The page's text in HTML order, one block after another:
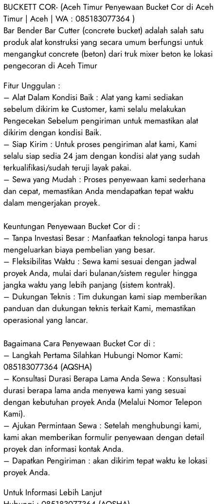
BUCKETT COR- (Aceh Timur Penyewaan Bucket Cor di Aceh
Timur | Aceh | WA : 085183077364 )
Bar Bender Bar Cutter (concrete bucket) adalah salah satu
produk alat konstruksi yang secara umum berfungsi untuk
mengangkut concrete (beton) dari truk mixer beton ke lokasi
pengecoran di Aceh Timur
Fitur Unggulan :
– Alat Dalam Kondisi Baik : Alat yang kami sediakan
sebelum dikirim ke Customer, kami selalu melakukan
Pengecekan Sebelum pengiriman untuk memastikan alat
dikirim dengan kondisi Baik.
– Siap Kirim : Untuk proses pengiriman alat kami, Kami
selalu siap sedia 24 jam dengan kondisi alat yang sudah
terkualifikasi/sudah teruji layak pakai.
– Sewa yang Mudah : Proses penyewaan kami sederhana
dan cepat, memastikan Anda mendapatkan tepat waktu
dalam mengerjakan proyek.
Keuntungan Penyewaan Bucket Cor di :
– Tanpa Investasi Besar : Manfaatkan teknologi tanpa harus
mengeluarkan biaya pembelian yang besar.
– Fleksibilitas Waktu : Sewa kami sesuai dengan jadwal
proyek Anda, mulai dari bulanan/sistem reguler hingga
jangka waktu yang lebih panjang (sistem kontrak).
– Dukungan Teknis : Tim dukungan kami siap memberikan
panduan dan dukungan teknis terkait Kami, memastikan
operasional yang lancar.
Bagaimana Cara Penyewaan Bucket Cor di :
– Langkah Pertama Silahkan Hubungi Nomor Kami:
085183077364 (AQSHA)
– Konsultasi Durasi Berapa Lama Anda Sewa : Konsultasi
durasi berapa lama anda menyewa kami yang sesuai
dengan kebutuhan proyek Anda (Melalui Nomor Telepon
Kami).
– Ajukan Permintaan Sewa : Setelah menghubungi kami,
kami akan memberikan formulir penyewaan dengan detail
proyek dan informasi kontak Anda.
– Dapatkan Pengiriman : akan dikirim tepat waktu ke lokasi
proyek Anda.
Untuk Informasi Lebih Lanjut